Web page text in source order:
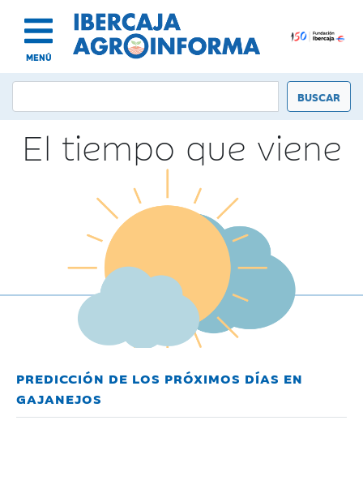
MENÚ
El tiempo que viene
PREDICCIÓN DE LOS PRÓXIMOS DÍAS EN
GAJANEJOS